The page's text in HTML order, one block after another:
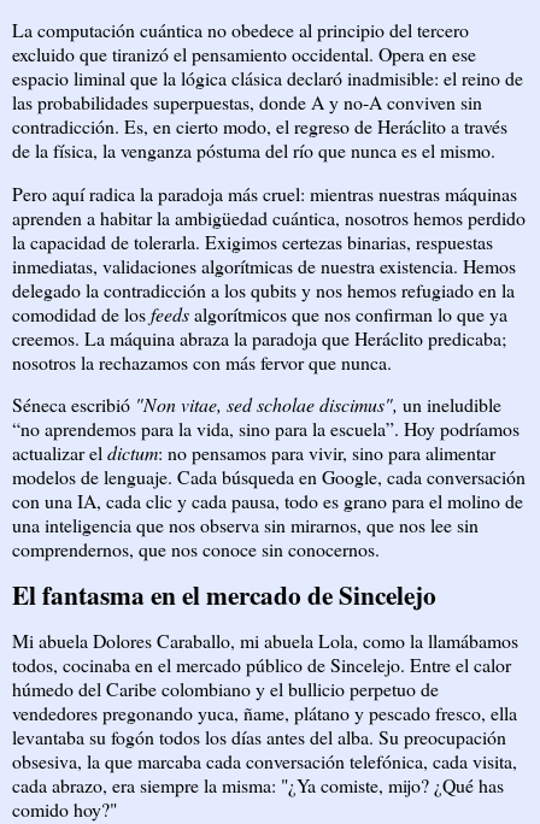
La computación cuántica no obedece al principio del tercero
excluido que tiranizó el pensamiento occidental. Opera en ese
espacio liminal que la lógica clásica declaró inadmisible: el reino de
las probabilidades superpuestas, donde A y no-A conviven sin
contradicción. Es, en cierto modo, el regreso de Heráclito a través
de la física, la venganza póstuma del río que nunca es el mismo.
Pero aquí radica la paradoja más cruel: mientras nuestras máquinas
aprenden a habitar la ambigüedad cuántica, nosotros hemos perdido
la capacidad de tolerarla. Exigimos certezas binarias, respuestas
inmediatas, validaciones algorítmicas de nuestra existencia. Hemos
delegado la contradicción a los qubits y nos hemos refugiado en la
comodidad de losfeedsalgorítmicos que nos confirman lo que ya
creemos. La máquina abraza la paradoja que Heráclito predicaba;
nosotros la rechazamos con más fervor que nunca.
Séneca escribió "Non vitae, sed scholae discimus", un ineludible
“no aprendemos para la vida, sino para la escuela”. Hoy podríamos
actualizar eldictum: no pensamos para vivir, sino para alimentar
modelos de lenguaje. Cada búsqueda en Google, cada conversación
con una IA, cada clic y cada pausa, todo es grano para el molino de
una inteligencia que nos observa sin mirarnos, que nos lee sin
comprendernos, que nos conoce sin conocernos.
El fantasma en el mercado de Sincelejo
Mi abuela Dolores Caraballo, mi abuela Lola, como la llamábamos
todos, cocinaba en el mercado público de Sincelejo. Entre el calor
húmedo del Caribe colombiano y el bullicio perpetuo de
vendedores pregonando yuca, ñame, plátano y pescado fresco, ella
levantaba su fogón todos los días antes del alba. Su preocupación
obsesiva, la que marcaba cada conversación telefónica, cada visita,
cada abrazo, era siempre la misma: "¿Ya comiste, mijo? ¿Qué has
comido hoy?"